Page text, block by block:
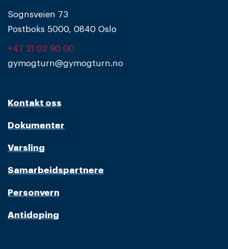
Sognsveien 73
Postboks 5000, 0840 Oslo
+47 21 02 90 00
gymogturn@gymogturn.no
Kontakt oss
Dokumenter
Varsling
Samarbeidspartnere
Personvern
Antidoping